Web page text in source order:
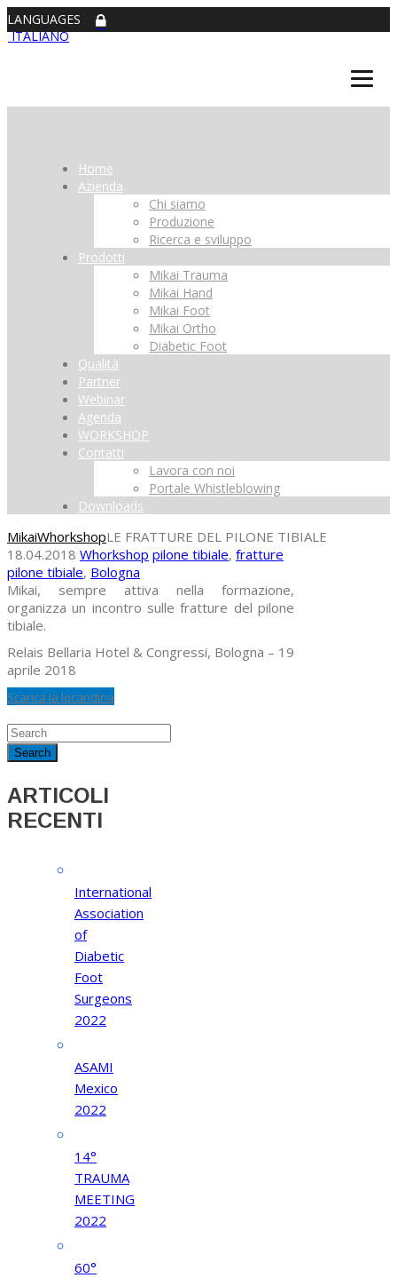
LANGUAGES
ITALIANO
Home
Azienda
Chi siamo
Produzione
Ricerca e sviluppo
Prodotti
Mikai Trauma
Mikai Hand
Mikai Foot
Mikai Ortho
Diabetic Foot
Qualità
Partner
Webinar
Agenda
WORKSHOP
Contatti
Lavora con noi
Portale Whistleblowing
Downloads
MikaiWhorkshopLE FRATTURE DEL PILONE TIBIALE
18.04.2018 Whorkshop pilone tibiale, fratture
pilone tibiale, Bologna
Mikai, sempre attiva nella formazione,
organizza un incontro sulle fratture del pilone
tibiale.
Relais Bellaria Hotel & Congressi, Bologna – 19
aprile 2018
Scarica la locandina
ARTICOLI
RECENTI
International
Association
of
Diabetic
Foot
Surgeons
2022
ASAMI
Mexico
2022
14°
TRAUMA
MEETING
2022
60°